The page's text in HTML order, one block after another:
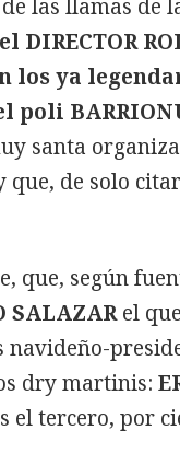
las llamas de
DIRECTOR
los ya
poli
santa
que, de solo
que, según
SALAZARel
navideño-
dry martinis:
el tercero, por